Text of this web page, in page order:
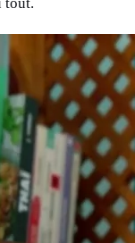
tout.